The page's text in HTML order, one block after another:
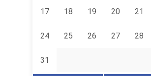
17 18 19 20 21
24 25 26 27 28
31